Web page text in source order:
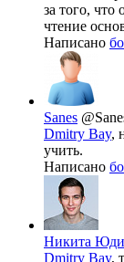
за того, что
чтение
Написано
Sanes
Dmitry Bay,
учить.
Написано
Никита
Dmitry Bay,